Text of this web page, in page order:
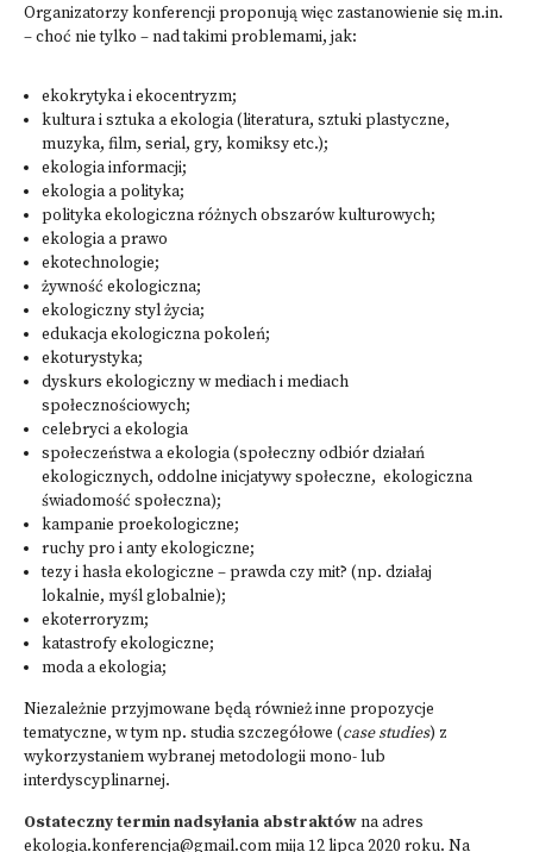
Organizatorzy konferencji proponują więc zastanowienie się m.in.
– choć nie tylko – nad takimi problemami, jak:
ekokrytyka i ekocentryzm;
kultura i sztuka a ekologia (literatura, sztuki plastyczne,
muzyka, film, serial, gry, komiksy etc.);
ekologia informacji;
ekologia a polityka;
polityka ekologiczna różnych obszarów kulturowych;
ekologia a prawo
ekotechnologie;
żywność ekologiczna;
ekologiczny styl życia;
edukacja ekologiczna pokoleń;
ekoturystyka;
dyskurs ekologiczny w mediach i mediach
społecznościowych;
celebryci a ekologia
społeczeństwa a ekologia (społeczny odbiór działań
ekologicznych, oddolne inicjatywy społeczne, ekologiczna
świadomość społeczna);
kampanie proekologiczne;
ruchy pro i anty ekologiczne;
tezy i hasła ekologiczne – prawda czy mit? (np. działaj
lokalnie, myśl globalnie);
ekoterroryzm;
katastrofy ekologiczne;
moda a ekologia;
Niezależnie przyjmowane będą również inne propozycje
tematyczne, w tym np. studia szczegółowe (case studies) z
wykorzystaniem wybranej metodologii mono- lub
interdyscyplinarnej.
Ostateczny termin nadsyłania abstraktówna adres
ekologia.konferencja@gmail.commija 12 lipca 2020 roku. Na